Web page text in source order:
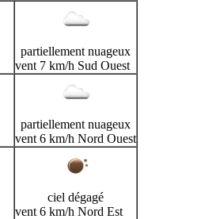
partiellement nuageux
vent 7 km/h Sud Ouest
partiellement nuageux
vent 6 km/h Nord Ouest
ciel dégagé
vent 6 km/h Nord Est